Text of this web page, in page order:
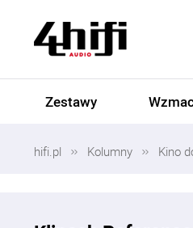
Zestawy
hifi.pl Kolumny Kino